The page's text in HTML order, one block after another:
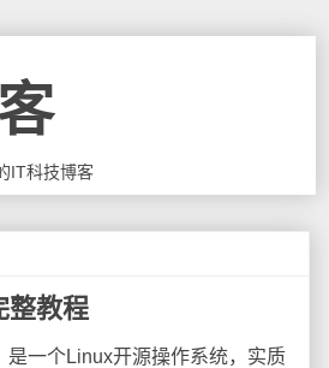
IT科技博客
整教程
是一个Linux开源操作系统，实质